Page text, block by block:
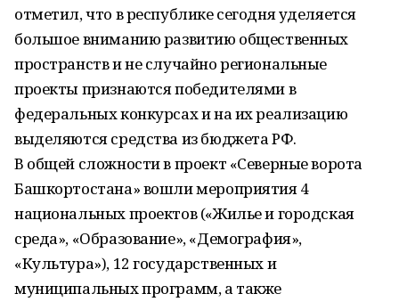
отметил, что в республике сегодня уделяется
большое вниманию развитию общественных
пространств и не случайно региональные
проекты признаются победителями в
федеральных конкурсах и на их реализацию
выделяются средства из бюджета РФ.
В общей сложности в проект «Северные ворота
Башкортостана» вошли мероприятия 4
национальных проектов («Жилье и городская
среда», «Образование», «Демография»,
«Культура»), 12 государственных и
муниципальных программ, а также